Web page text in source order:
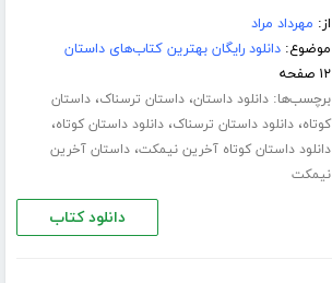
از: مهرداد مراد
موضوع:دانلود رایگان بهترین کتاب‌های داستان
۱۲ صفحه
برچسب‌ها:دانلود داستان،داستان ترسناک،داستان
کوتاه،دانلود داستان ترسناک،دانلود داستان کوتاه،
دانلود داستان کوتاه آخرین نیمکت،داستان آخرین
نیمکت
دانلود کتاب